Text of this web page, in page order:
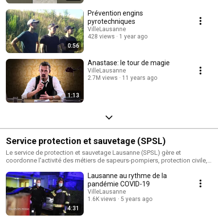
0:56
Prévention engins
pyrotechniques
VilleLausanne
428 views
1 year ago
1:13
Anastase: le tour de magie
VilleLausanne
2.7M views
11 years ago
Service protection et sauvetage (SPSL)
Le service de protection et sauvetage Lausanne (SPSL) gère et
coordonne l'activité des métiers de sapeurs-pompiers, protection civile,
formation de La Rama et des pompes funèbres officielles, en
développant une interactivité opérationnelle en cas d'événements
particuliers ou d'accidents majeurs. http://www.lausanne.ch/spsl
4:31
Lausanne au rythme de la
pandémie COVID-19
VilleLausanne
1.6K views
5 years ago